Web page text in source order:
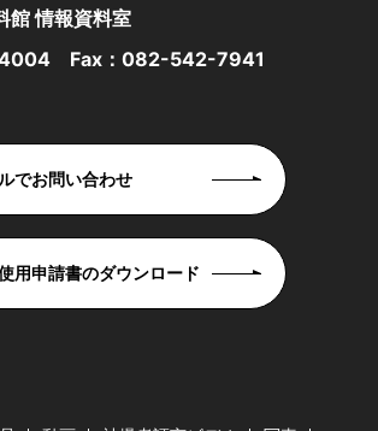
館 情報資料室
Fax：082-542-7941
でお問い合わせ
用申請書のダウンロード